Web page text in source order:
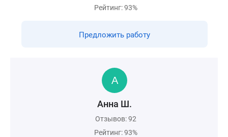
Рейтинг: 93%
Предложить работу
Анна Ш.
Отзывов: 92
Рейтинг: 93%